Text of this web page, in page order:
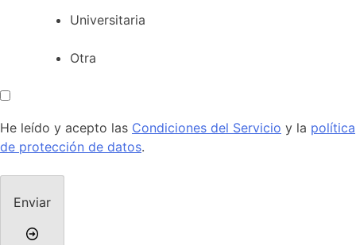
Universitaria
Otra
He leído y acepto las Condiciones del Servicio y la política
de protección de datos.
Enviar